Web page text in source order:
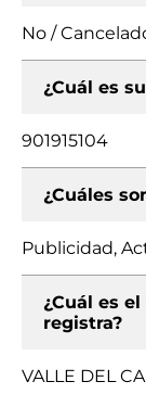
No /
¿Cuál es
901915104
¿Cuáles
Publicidad,
¿Cuál es
registra?
VALLE DEL